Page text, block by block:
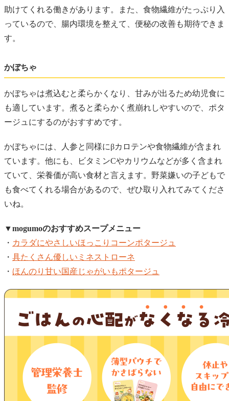
助けてくれる働きがあります。また、食物繊維がたっぷり入
っているので、腸内環境を整えて、便秘の改善も期待できま
す。
かぼちゃ
かぼちゃは煮込むと柔らかくなり、甘みが出るため幼児食に
も適しています。煮ると柔らかく煮崩れしやすいので、ポタ
ージュにするのがおすすめです。
かぼちゃには、人参と同様にβカロテンや食物繊維が含まれ
ています。他にも、ビタミンCやカリウムなどが多く含まれ
ていて、栄養価が高い食材と言えます。野菜嫌いの子どもで
も食べてくれる場合があるので、ぜひ取り入れてみてくださ
いね。
▼mogumoのおすすめスープメニュー
・ カラダにやさしいほっこりコーンポタージュ
・ 具たくさん優しいミネストローネ
・ ほんのり甘い国産じゃがいもポタージュ